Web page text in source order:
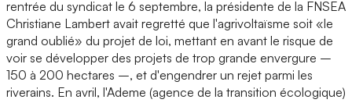
rentrée du syndicat le 6 septembre, la présidente de la FNSEA
Christiane Lambert avait regretté que l'agrivoltaïsme soit «le
grand oublié» du projet de loi, mettant en avant le risque de
voir se développer des projets de trop grande envergure –
150 à 200 hectares –, et d'engendrer un rejet parmi les
riverains. En avril, l'Ademe (agence de la transition écologique)